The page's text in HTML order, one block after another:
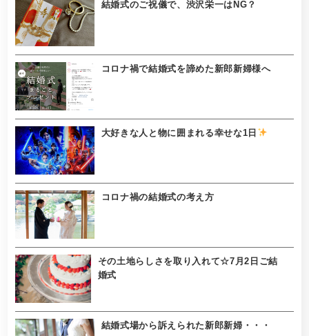
結婚式のご祝儀で、渋沢栄一はNG？
コロナ禍で結婚式を諦めた新郎新婦様へ
大好きな人と物に囲まれる幸せな1日
コロナ禍の結婚式の考え方
その土地らしさを取り入れて☆7月2日ご結
婚式
結婚式場から訴えられた新郎新婦・・・